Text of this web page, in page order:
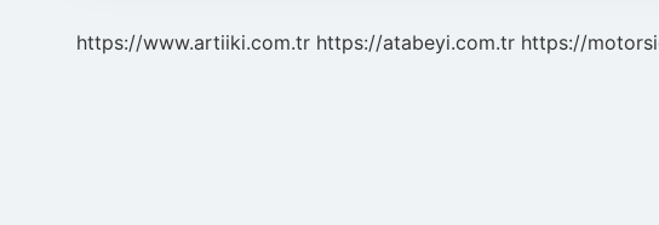
https://www.artiiki.com.tr https://atabeyi.com.tr https://